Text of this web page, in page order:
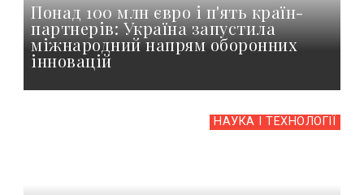
Понад 100 млн євро і п'ять країн-
партнерів: Україна запустила
міжнародний напрям оборонних
інновацій
НАУКА І ТЕХНОЛОГІЇ